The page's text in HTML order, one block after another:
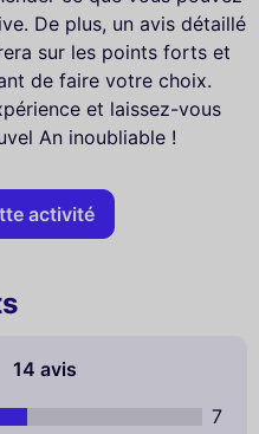
De plus, un avis détaillé
sur les points forts et
de faire votre choix.
et laissez-vous
An inoubliable !
activité
14 avis
7